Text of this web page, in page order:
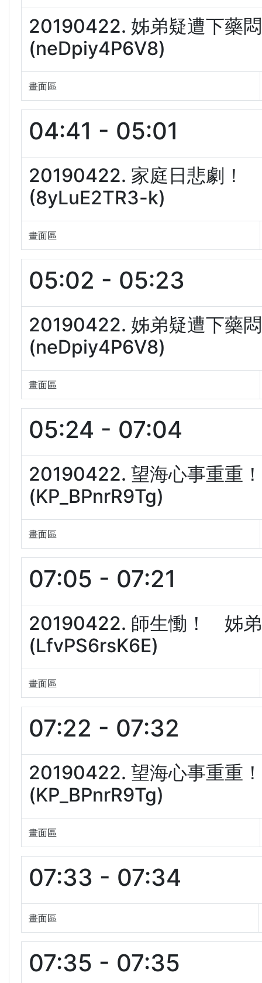
20190422. 姊弟疑遭下藥
(neDpiy4P6V8)
畫面區
04:41 - 05:01
20190422. 家庭日悲劇
(8yLuE2TR3-k)
畫面區
05:02 - 05:23
20190422. 姊弟疑遭下藥
(neDpiy4P6V8)
畫面區
05:24 - 07:04
20190422. 望海心事重重
(KP_BPnrR9Tg)
畫面區
07:05 - 07:21
20190422. 師生慟！ 姊
(LfvPS6rsK6E)
畫面區
07:22 - 07:32
20190422. 望海心事重重
(KP_BPnrR9Tg)
畫面區
07:33 - 07:34
畫面區
07:35 - 07:35